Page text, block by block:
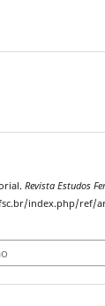
Revista Estudos
index.php/ref/